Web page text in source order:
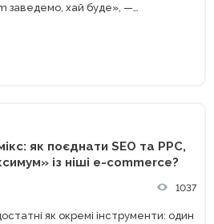
заведемо, хай буде», —
як поєднати SEO та PPC,
із ніші e-commerce?
1037
як окремі інструменти: один